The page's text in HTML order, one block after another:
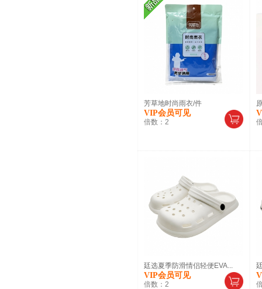
芳草地时尚雨衣/件
VIP会员可见
倍数： 2
廷选夏季防滑情侣轻便EVA...
VIP会员可见
倍数： 2